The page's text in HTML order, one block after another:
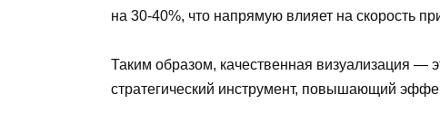
на 30-40%, что напрямую влияет на скорость
Таким образом, качественная визуализация —
стратегический инструмент, повышающий